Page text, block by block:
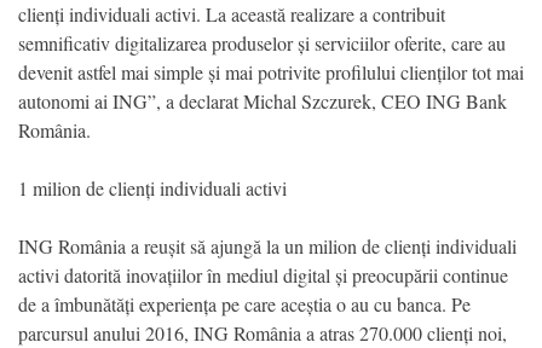
clienți individuali activi. La această realizare a contribuit
semnificativ digitalizarea produselor și serviciilor oferite, care au
devenit astfel mai simple și mai potrivite profilului clienților tot mai
autonomi ai ING”, a declarat Michal Szczurek, CEO ING Bank
România.
1 milion de clienți individuali activi
ING România a reușit să ajungă la un milion de clienți individuali
activi datorită inovațiilor în mediul digital și preocupării continue
de a îmbunătăți experiența pe care aceștia o au cu banca. Pe
parcursul anului 2016, ING România a atras 270.000 clienți noi,